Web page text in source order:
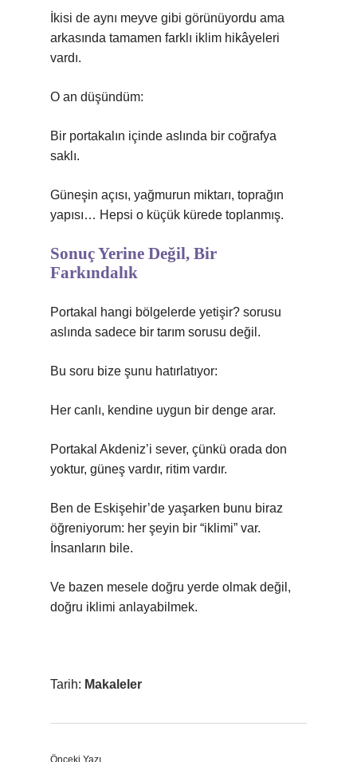
İkisi de aynı meyve gibi görünüyordu ama
arkasında tamamen farklı iklim hikâyeleri
vardı.
O an düşündüm:
Bir portakalın içinde aslında bir coğrafya
saklı.
Güneşin açısı, yağmurun miktarı, toprağın
yapısı… Hepsi o küçük kürede toplanmış.
Sonuç Yerine Değil, Bir
Farkındalık
Portakal hangi bölgelerde yetişir? sorusu
aslında sadece bir tarım sorusu değil.
Bu soru bize şunu hatırlatıyor:
Her canlı, kendine uygun bir denge arar.
Portakal Akdeniz’i sever, çünkü orada don
yoktur, güneş vardır, ritim vardır.
Ben de Eskişehir’de yaşarken bunu biraz
öğreniyorum: her şeyin bir “iklimi” var.
İnsanların bile.
Ve bazen mesele doğru yerde olmak değil,
doğru iklimi anlayabilmek.
Tarih: Makaleler
Önceki Yazı